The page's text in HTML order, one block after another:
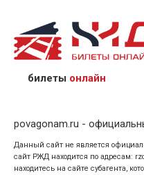
назвав кассиру 14-
предъявив
кого оформлен билет.
билеты онлайн
povagonam.ru -
Данный сайт не является
сайт РЖД находится по адресам:
находитесь на сайте субагента,